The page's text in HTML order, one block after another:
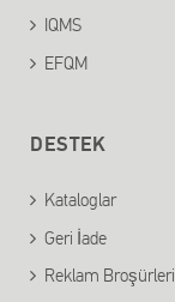
IQMS
EFQM
DESTEK
Kataloglar
Geri İade
Reklam Broşürleri